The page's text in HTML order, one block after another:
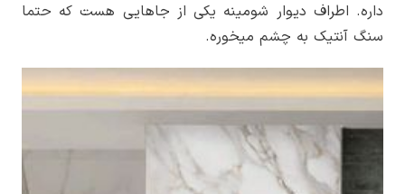
داره. اطراف دیوار شومینه یکی از جاهایی هست که حتما
سنگ آنتیک به چشم میخوره.